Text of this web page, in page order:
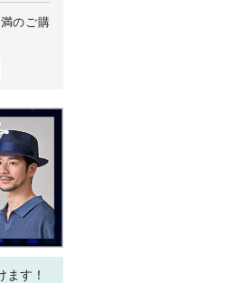
のご購
ます！